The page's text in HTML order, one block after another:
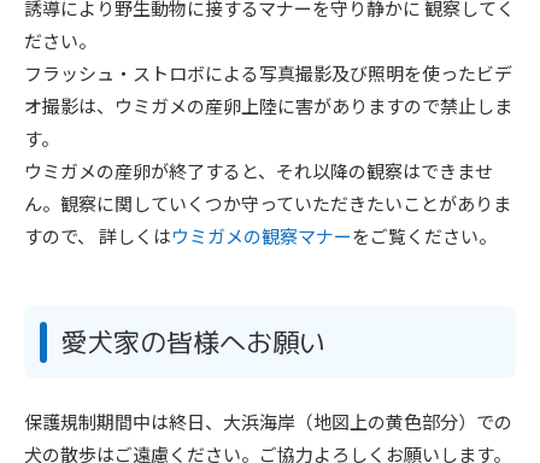
誘導により野生動物に接するマナーを守り静かに 観察してく
ださい。
フラッシュ・ストロボによる写真撮影及び照明を使ったビデ
オ撮影は、ウミガメの産卵上陸に害がありますので禁止しま
す。
ウミガメの産卵が終了すると、それ以降の観察はできませ
ん。観察に関していくつか守っていただきたいことがありま
すので、 詳しくはウミガメの観察マナーをご覧ください。
愛犬家の皆様へお願い
保護規制期間中は終日、大浜海岸（地図上の黄色部分）での
犬の散歩はご遠慮ください。ご協力よろしくお願いします。